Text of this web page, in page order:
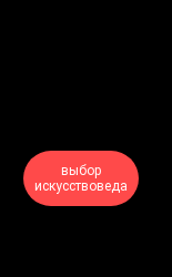
выбор
искусствоведа